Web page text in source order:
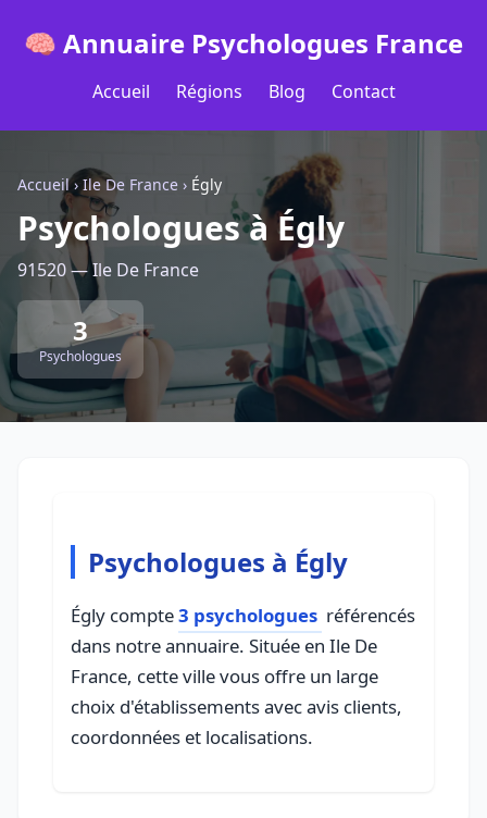
🧠 Annuaire Psychologues France
Accueil Régions Blog Contact
Accueil› Ile De France › Égly
Psychologues à Égly
91520 — Ile De France
3
Psychologues
Psychologues à Égly
Égly compte3 psychologues référencés
dans notre annuaire. Située en Ile De
France, cette ville vous offre un large
choix d'établissements avec avis clients,
coordonnées et localisations.